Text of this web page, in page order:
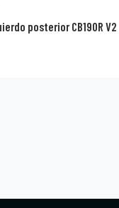
posterior CB190R